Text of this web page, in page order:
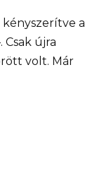
kényszerítve a
újra
volt. Már